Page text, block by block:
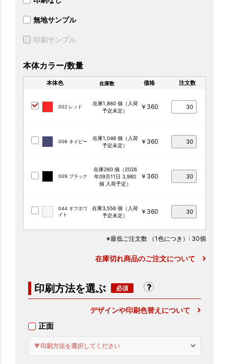
無地サンプル
印刷サンプル
本体カラー/数量
本体色 在庫数 価格 注文数
002 レッド
在庫1,860 個（入荷
予定未定）
￥360
006 ネイビー
在庫1,046 個（入荷
予定未定）
￥360
009 ブラック
在庫260 個（2026
年09月11日 3,980
個 入荷予定）
￥360
044 オフホワ
イト
在庫3,556 個（入荷
予定未定）
￥360
※最低ご注文数 （1色につき） : 30個
在庫切れ商品のご注文について
印刷方法を選ぶ
デザインや印刷色替えについて
正面
▼印刷方法を選択してください